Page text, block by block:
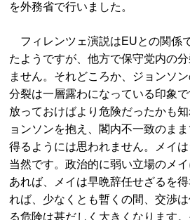
を外務省で行いました。
フィレンツェ演説はEUとの関係
たようですが、他方で保守党内の
ません。それどころか、ジョンソ
分裂は一層露わになっている印象
放っておけばより危険だったかも
ョンソンを抱え、閣内不一致のま
得るようには思われません。メイ
当然です。政治的に弱い立場のメ
あれば、メイは早晩辞任せざるを
れば、少なくとも暫くの間、交渉
る危険は甚だしく大きくなります